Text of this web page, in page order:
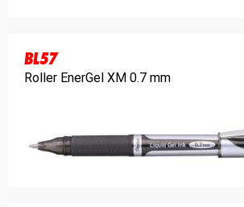
BL57
Roller EnerGel XM 0.7 mm